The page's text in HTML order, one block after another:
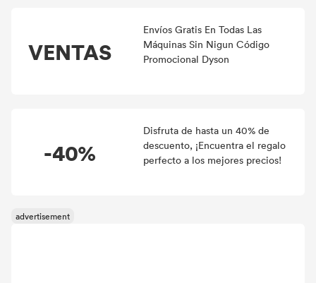
VENTAS
Envíos Gratis En Todas Las
Máquinas Sin Nigun Código
Promocional Dyson
-40%
Disfruta de hasta un 40% de
descuento, ¡Encuentra el regalo
perfecto a los mejores precios!